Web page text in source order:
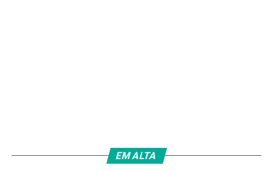
Amarildo Mota
EM ALTA